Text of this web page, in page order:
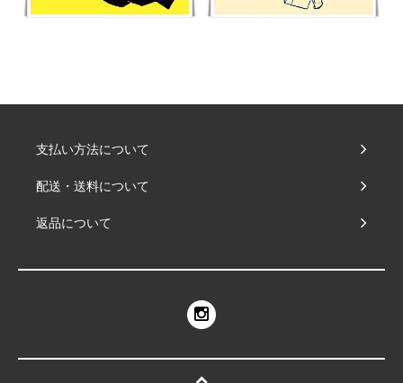
支払い方法について
配送・送料について
返品について